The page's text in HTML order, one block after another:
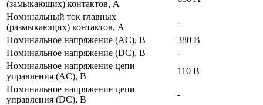
(замыкающих) контактов, А
Номинальный ток главных
(размыкающих) контактов, А
-
Номинальное напряжение (AC), В
380 В
Номинальное напряжение (DC), В
-
Номинальное напряжение цепи
управления (AC), В
110 В
Номинальное напряжение цепи
управления (DC), В
-